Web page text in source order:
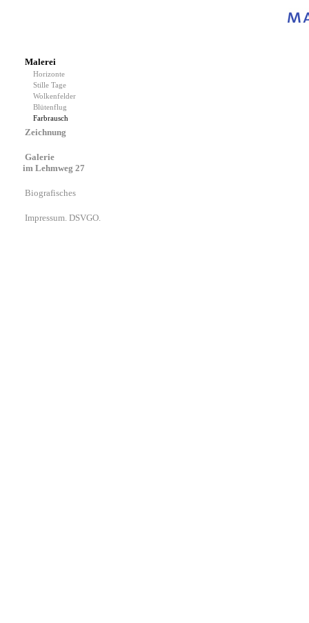
Malerei
Horizonte
Stille Tage
Wolkenfelder
Blütenflug
Farbrausch
Zeichnung
Galerie
im Lehmweg 27
Biografisches
Impressum. DSVGO.